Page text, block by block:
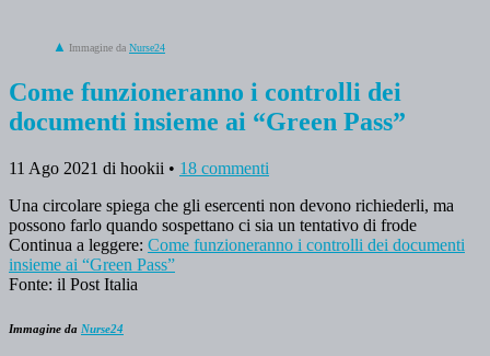
Immagine da Nurse24
Come funzioneranno i controlli dei
documenti insieme ai “Green Pass”
11 Ago 2021 di hookii • 18 commenti
Una circolare spiega che gli esercenti non devono richiederli, ma
possono farlo quando sospettano ci sia un tentativo di frode
Continua a leggere: Come funzioneranno i controlli dei documenti
insieme ai “Green Pass”
Fonte: il Post Italia
Immagine da Nurse24